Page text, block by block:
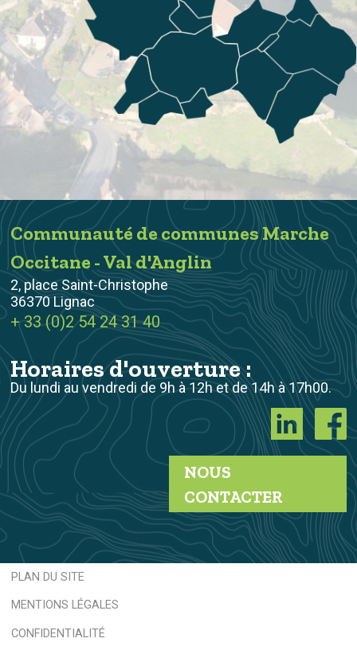
Communauté de communes Marche
Occitane - Val d'Anglin
2, place Saint-Christophe
36370 Lignac
+ 33 (0)2 54 24 31 40
Horaires d'ouverture :
Du lundi au vendredi de 9h à 12h et de 14h à 17h00.
NOUS
CONTACTER
PLAN DU SITE
MENTIONS LÉGALES
CONFIDENTIALITÉ